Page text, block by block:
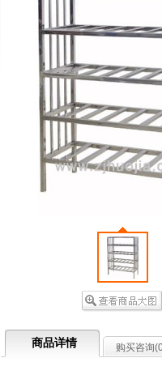
商品详情 购买咨询(